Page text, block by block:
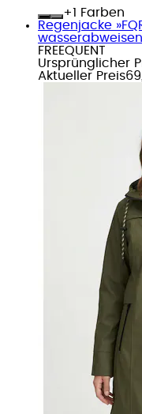
+
Farben
Regenjacke
FREEQUENT
Ursprünglicher
Aktueller Preis